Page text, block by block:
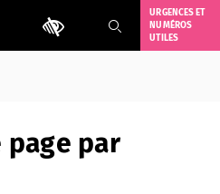
Outils d'accessibilité
URGENCES ET
NUMÉROS
UTILES
page par